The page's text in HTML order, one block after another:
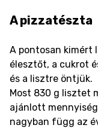
A pizzatészta
A pontosan kimért
élesztőt, a cukrot
és a lisztre öntjük.
Most 830 g lisztet
ajánlott
nagyban függ az